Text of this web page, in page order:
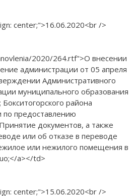
/>
2020/264.rtf">О внесении
администрации от 05 апреля
Административного
муниципального образования
района
по предоставлению
документов, а также
или об отказе в переводе
или нежилого помещения в
a></td>
/>